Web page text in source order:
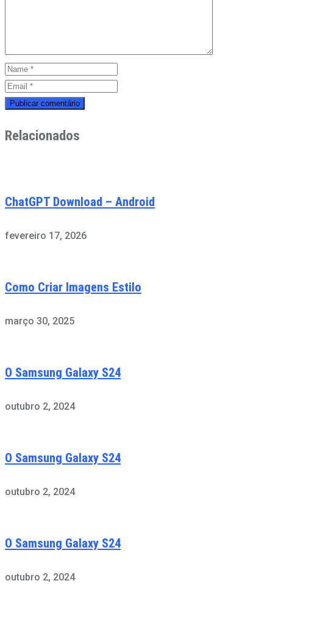
Relacionados
ChatGPT Download – Android
fevereiro 17, 2026
Como Criar Imagens Estilo
março 30, 2025
O Samsung Galaxy S24
outubro 2, 2024
O Samsung Galaxy S24
outubro 2, 2024
O Samsung Galaxy S24
outubro 2, 2024